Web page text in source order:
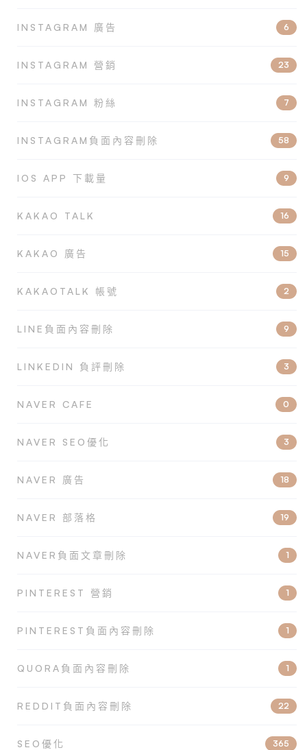
INSTAGRAM 廣告 6
INSTAGRAM 營銷 23
INSTAGRAM 粉絲 7
INSTAGRAM負面內容刪除 58
IOS APP 下載量 9
KAKAO TALK 16
KAKAO 廣告 15
KAKAOTALK 帳號 2
LINE負面內容刪除 9
LINKEDIN 負評刪除 3
NAVER CAFE 0
NAVER SEO優化 3
NAVER 廣告 18
NAVER 部落格 19
NAVER負面文章刪除 1
PINTEREST 營銷 1
PINTEREST負面內容刪除 1
QUORA負面內容刪除 1
REDDIT負面內容刪除 22
SEO優化 365